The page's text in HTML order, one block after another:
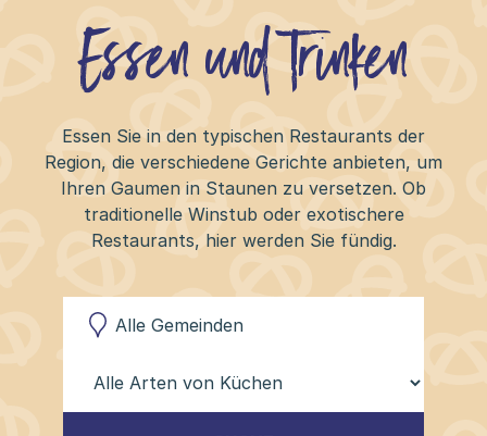
Essen und Trinken
Essen Sie in den typischen Restaurants der
Region, die verschiedene Gerichte anbieten, um
Ihren Gaumen in Staunen zu versetzen. Ob
traditionelle Winstub oder exotischere
Restaurants, hier werden Sie fündig.